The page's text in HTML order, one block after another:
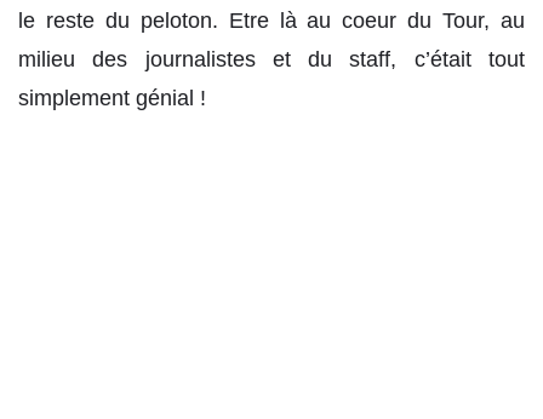
le reste du peloton. Etre là au coeur du Tour, au
milieu des journalistes et du staff, c’était tout
simplement génial !